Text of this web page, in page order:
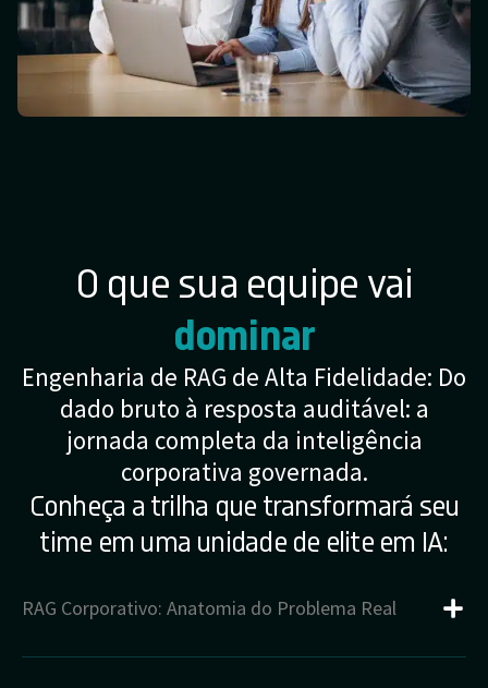
O que sua equipe vai
dominar
Engenharia de RAG de Alta Fidelidade: Do
dado bruto à resposta auditável: a
jornada completa da inteligência
corporativa governada.
Conheça a trilha que transformará seu
time em uma unidade de elite em IA:
RAG Corporativo: Anatomia do Problema Real